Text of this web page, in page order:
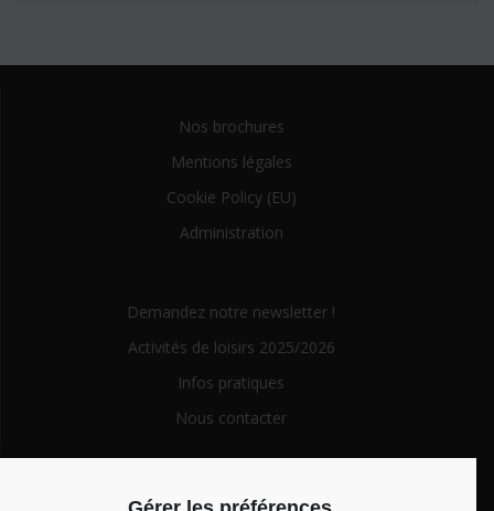
Nos brochures
Mentions légales
Cookie Policy (EU)
Administration
Demandez notre newsletter !
Activités de loisirs 2025/2026
Infos pratiques
Nous contacter